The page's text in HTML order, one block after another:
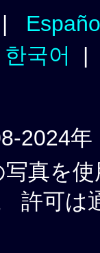
|
한국어
2024年
真を
許可は